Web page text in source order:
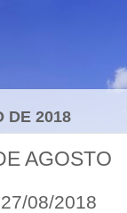
DE 2018
AGOSTO
2018